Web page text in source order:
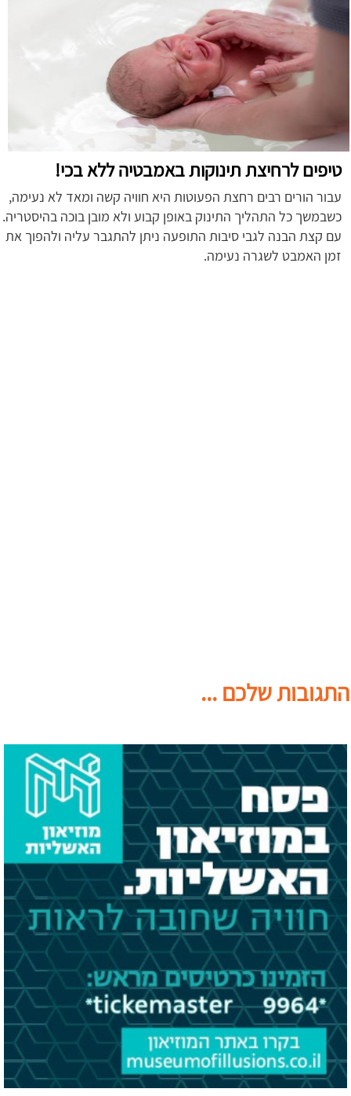
טיפים לרחיצת תינוקות באמבטיה ללא בכי!
עבור הורים רבים רחצת הפעוטות היא חוויה קשה ומאד לא נעימה,
כשבמשך כל התהליך התינוק באופן קבוע ולא מובן בוכה בהיסטריה.
עם קצת הבנה לגבי סיבות התופעה ניתן להתגבר עליה ולהפוך את
זמן האמבט לשגרה נעימה.
התגובות שלכם ...